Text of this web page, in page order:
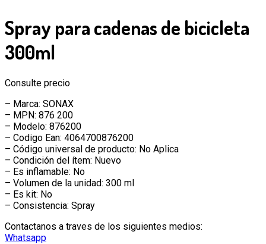
Spray para cadenas de bicicleta
300ml
Consulte precio
– Marca: SONAX
– MPN: 876 200
– Modelo: 876200
– Codigo Ean: 4064700876200
– Código universal de producto: No Aplica
– Condición del ítem: Nuevo
– Es inflamable: No
– Volumen de la unidad: 300 ml
– Es kit: No
– Consistencia: Spray
Contactanos a traves de los siguientes medios:
Whatsapp